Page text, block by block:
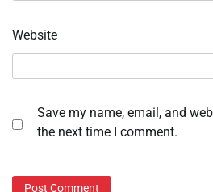
Website
Save my name, email, and
the next time I comment.